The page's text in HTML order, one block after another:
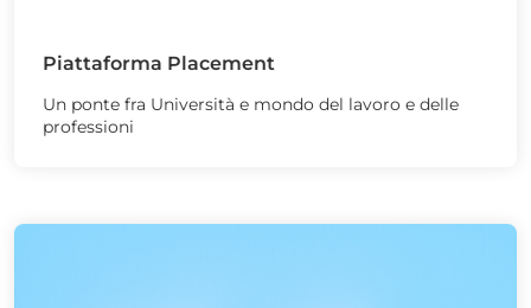
Piattaforma Placement
Un ponte fra Università e mondo del lavoro e delle
professioni